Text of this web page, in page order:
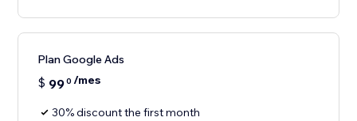
Plan Google Ads
$ 990 /mes
30% discount the first month